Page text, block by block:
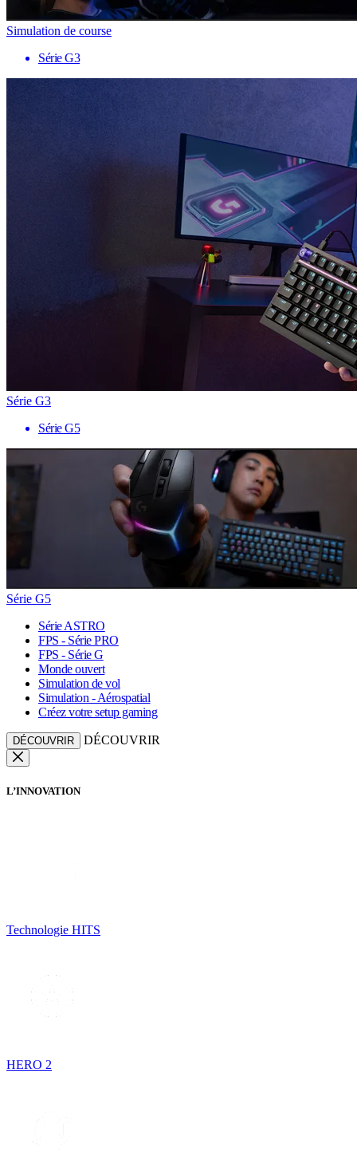
Simulation de course
Série G3
Série G3
Série G5
Série G5
Série ASTRO
FPS - Série PRO
FPS - Série G
Monde ouvert
Simulation de vol
Simulation - Aérospatial
Créez votre setup gaming
DÉCOUVRIR DÉCOUVRIR
L’INNOVATION
Technologie HITS
HERO 2